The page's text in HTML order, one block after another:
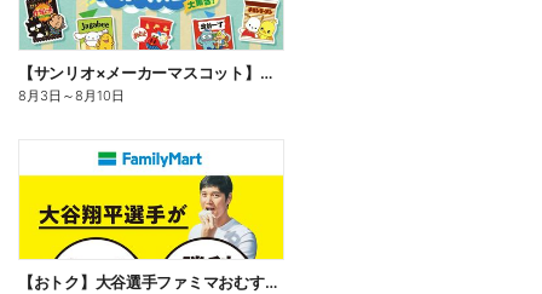
【サンリオ×メーカーマスコット】オリジナルグッズ貰える!
8月3日 ～8月10日
【おトク】大谷選手ファミマおむすび割